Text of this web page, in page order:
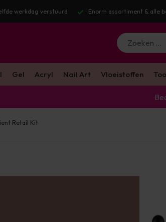
werkdag verstuurd Enorm assortiment & alle
Gel Acryl Nail Art Vloeistoffen
Retail Kit